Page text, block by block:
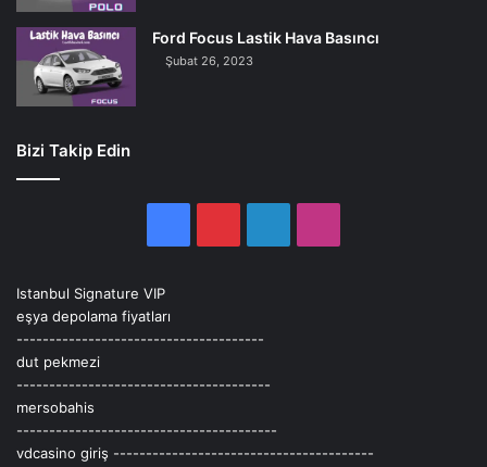
Ford Focus Lastik Hava Basıncı
Şubat 26, 2023
Bizi Takip Edin
Istanbul Signature VIP
eşya depolama fiyatları
--------------------------------------
dut pekmezi
---------------------------------------
mersobahis
----------------------------------------
vdcasino giriş ----------------------------------------